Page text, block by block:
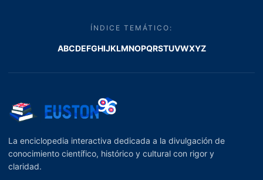
ÍNDICE TEMÁTICO:
ABCDEFGHIJKLMNOPQRSTUVWXYZ
La enciclopedia interactiva dedicada a la divulgación de
conocimiento científico, histórico y cultural con rigor y
claridad.